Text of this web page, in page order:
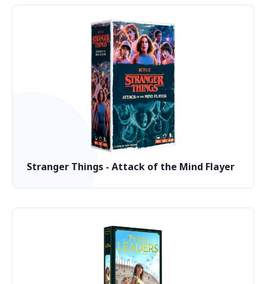
Stranger Things - Attack of the Mind Flayer